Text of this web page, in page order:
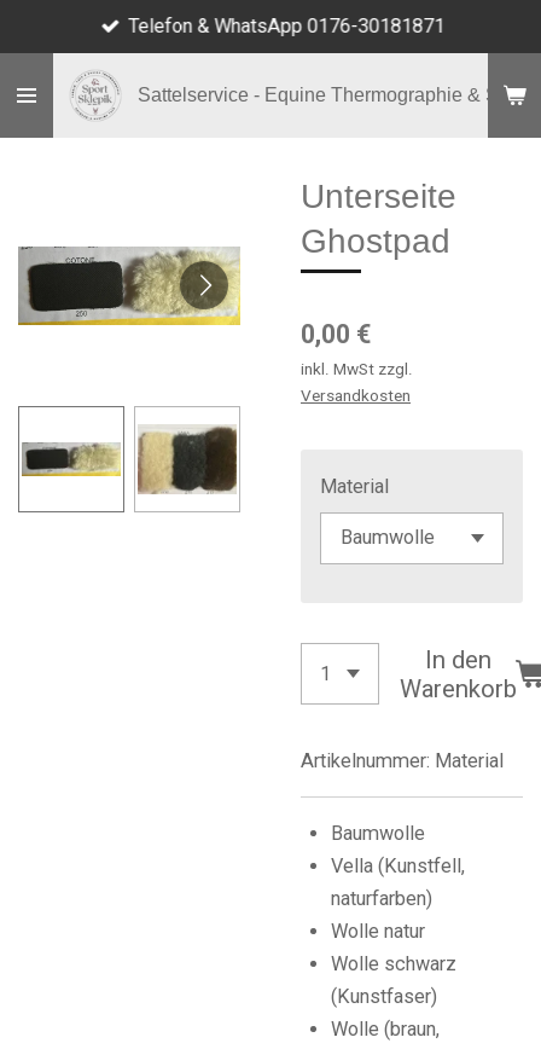
Hauptinhalt
springen
Sattelservice - Equine Thermographie & Shop
Telefon & WhatsApp 0176-30181871
Unterseite
Ghostpad
0,00 €
inkl. MwSt zzgl.
Versandkosten
Material
In den
Warenkorb
Artikelnummer: Material
Baumwolle
Vella (Kunstfell,
naturfarben)
Wolle natur
Wolle schwarz
(Kunstfaser)
Wolle (braun,